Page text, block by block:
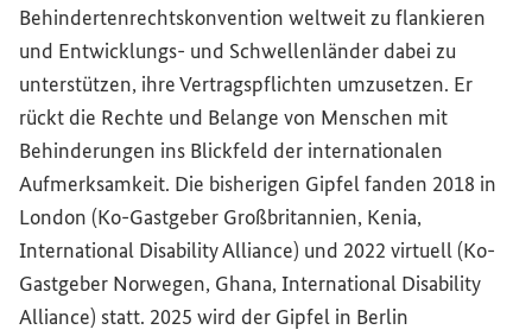
Behindertenrechtskonvention weltweit zu flankieren
und Entwicklungs- und Schwellenländer dabei zu
unterstützen, ihre Vertragspflichten umzusetzen. Er
rückt die Rechte und Belange von Menschen mit
Behinderungen ins Blickfeld der internationalen
Aufmerksamkeit. Die bisherigen Gipfel fanden 2018 in
London (Ko-Gastgeber Großbritannien, Kenia,
International Disability Alliance) und 2022 virtuell (Ko-
Gastgeber Norwegen, Ghana, International Disability
Alliance) statt. 2025 wird der Gipfel in Berlin